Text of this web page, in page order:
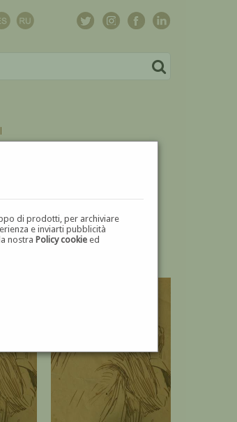
di prodotti, per archiviare
e inviarti pubblicità
nostraPolicy cookie ed
Y Z ⬅